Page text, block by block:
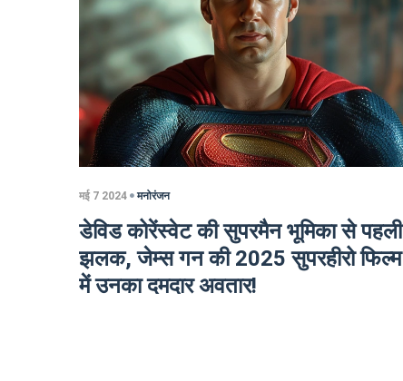
मई 7 2024 मनोरंजन
डेविड कोरेंस्वेट की सुपरमैन भूमिका से पहली
झलक, जेम्स गन की 2025 सुपरहीरो फिल्म
में उनका दमदार अवतार!